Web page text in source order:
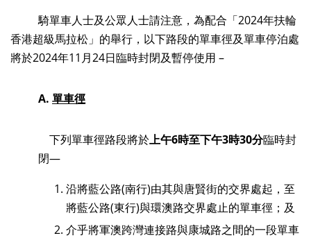
騎單車人士及公眾人士請注意，為配合「2024年扶輪
香港超級馬拉松」的舉行，以下路段的單車徑及單車停泊處
將於2024年11月24日臨時封閉及暫停使用 –
A. 單車徑
下列單車徑路段將於上午6時至下午3時30分臨時封
閉—
沿將藍公路(南行)由其與唐賢街的交界處起，至
將藍公路(東行)與環澳路交界處止的單車徑；及
介乎將軍澳跨灣連接路與康城路之間的一段單車